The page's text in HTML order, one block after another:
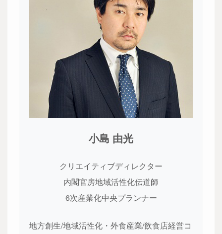
小島 由光
クリエイティブディレクター
内閣官房地域活性化伝道師
6次産業化中央プランナー
地方創生/地域活性化・外食産業/飲食店経営コ